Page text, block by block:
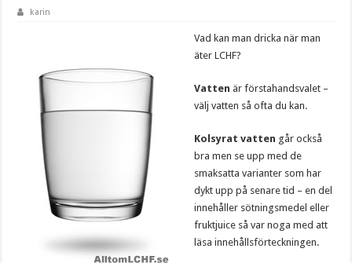
karin
Vad kan man dricka när man
äter LCHF?
Vatten är förstahandsvalet –
välj vatten så ofta du kan.
Kolsyrat vatten går också
bra men se upp med de
smaksatta varianter som har
dykt upp på senare tid – en del
innehåller sötningsmedel eller
fruktjuice så var noga med att
läsa innehållsförteckningen.